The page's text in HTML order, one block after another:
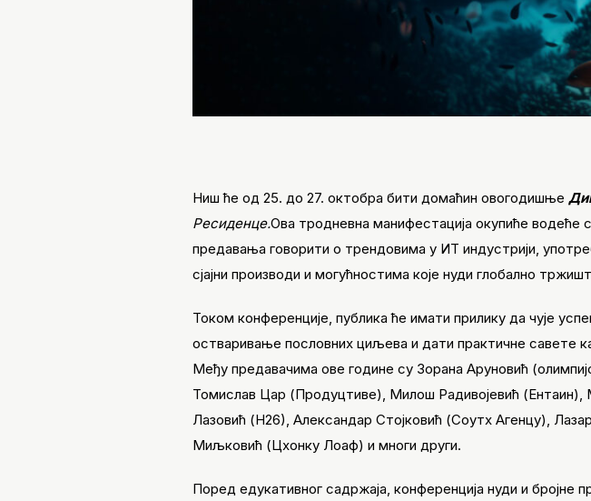
Ниш ће од 25. до 27. октобра бити домаћин овогодишње
Ресиденце.Ова тродневна манифестација окупиће водеће
предавања говорити о трендовима у ИТ индустрији,
сјајни производи и могућностима које нуди глобално
Током конференције, публика ће имати прилику да чује
остваривање пословних циљева и дати практичне савете
Међу предавачима ове године су Зорана Аруновић
Томислав Цар (Продуцтиве), Милош Радивојевић
Лазовић (Н26), Александар Стојковић (Соутх Агенцy),
Миљковић (Цхонкy Лоаф) и многи други.
Поред едукативног садржаја, конференција нуди и бројне